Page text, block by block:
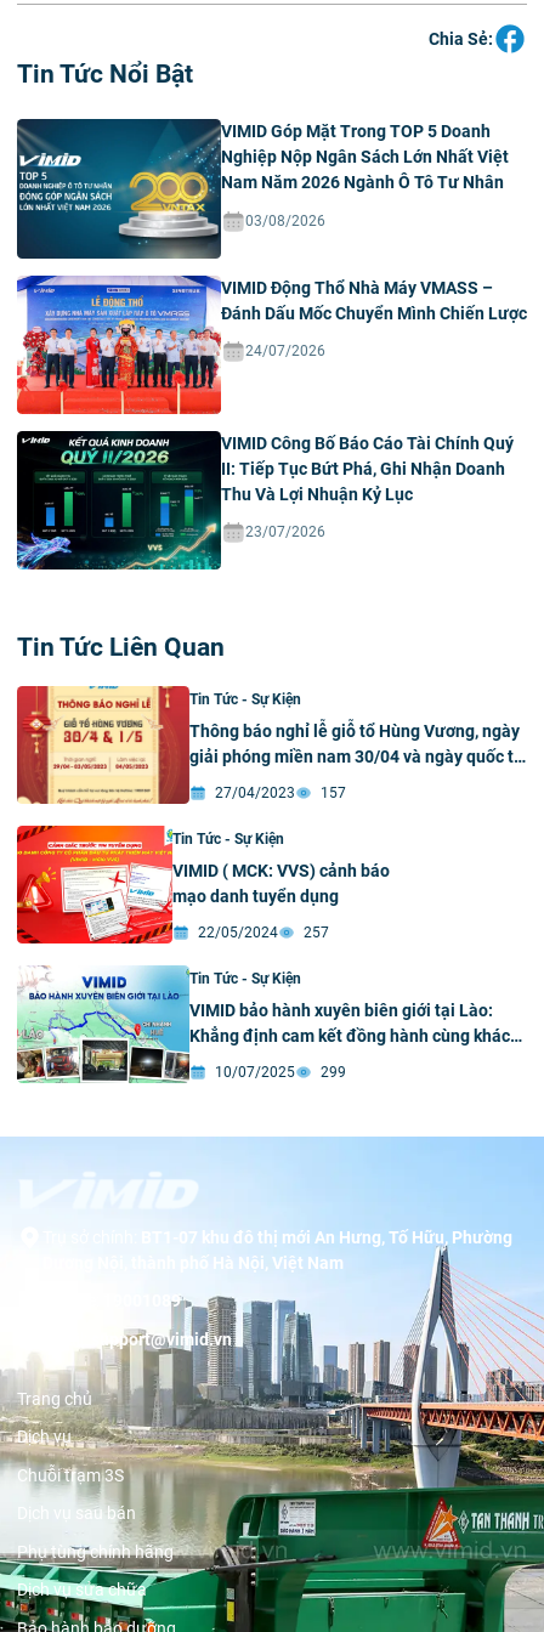
Chia Sẻ:
Tin Tức Nổi Bật
VIMID Góp Mặt Trong TOP 5 Doanh
Nghiệp Nộp Ngân Sách Lớn Nhất Việt
Nam Năm 2026 Ngành Ô Tô Tư Nhân
03/08/2026
VIMID Động Thổ Nhà Máy VMASS –
Đánh Dấu Mốc Chuyển Mình Chiến Lược
24/07/2026
VIMID Công Bố Báo Cáo Tài Chính Quý
II: Tiếp Tục Bứt Phá, Ghi Nhận Doanh
Thu Và Lợi Nhuận Kỷ Lục
23/07/2026
Tin Tức Liên Quan
Tin Tức - Sự Kiện
Thông báo nghỉ lễ giỗ tổ Hùng Vương, ngày
giải phóng miền nam 30/04 và ngày quốc tế
lao động 01/05
27/04/2023 157
Tin Tức - Sự Kiện
VIMID ( MCK: VVS) cảnh báo
mạo danh tuyển dụng
22/05/2024 257
Tin Tức - Sự Kiện
VIMID bảo hành xuyên biên giới tại Lào:
Khẳng định cam kết đồng hành cùng khách
hàng
10/07/2025 299
BT1-07 khu đô thị mới An Hưng, Tố Hữu, Phường
Dương Nội, thành phố Hà Nội, Việt Nam
19001089
support@vimid.vn
Trang chủ
Dịch vụ
Chuỗi trạm 3S
Dịch vụ sau bán
Phụ tùng chính hãng
Dịch vụ sửa chữa
Bảo hành bảo dưỡng